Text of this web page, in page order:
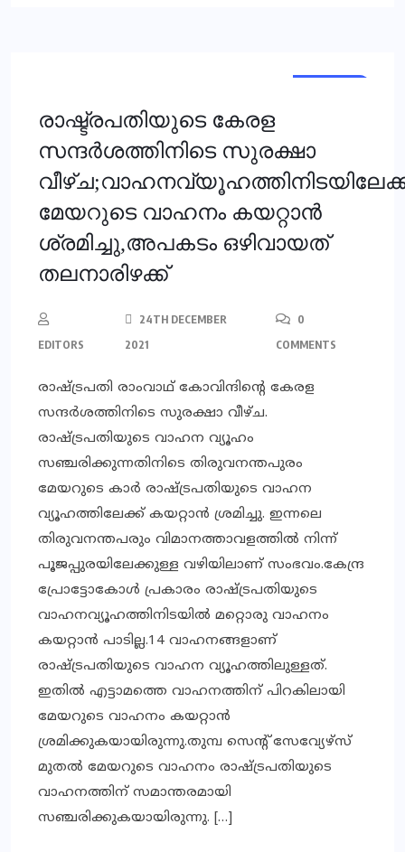
രാഷ്ട്രപതിയുടെ കേരള
സന്ദര്‍ശത്തിനിടെ സുരക്ഷാ
മേയറുടെ വാഹനം കയറ്റാന്‍
ശ്രമിച്ചു,അപകടം ഒഴിവായത്
തലനാരിഴക്ക്
EDITORS
24TH DECEMBER
2021
0
COMMENTS
രാഷ്ട്രപതി രാംവാഥ് കോവിന്ദിന്റെ കേരള
സന്ദര്‍ശത്തിനിടെ സുരക്ഷാ വീഴ്ച.
രാഷ്ട്രപതിയുടെ വാഹന വ്യൂഹം
സഞ്ചരിക്കുന്നതിനിടെ തിരുവനന്തപുരം
മേയറുടെ കാർ രാഷ്ട്രപതിയുടെ വാഹന
വ്യൂഹത്തിലേക്ക് കയറ്റാൻ ശ്രമിച്ചു. ഇന്നലെ
തിരുവനന്തപരും വിമാനത്താവളത്തില്‍ നിന്ന്
പൂജപ്പുരയിലേക്കുള്ള വഴിയിലാണ് സംഭവം.കേന്ദ്ര
പ്രോട്ടോകോള്‍ പ്രകാരം രാഷ്ട്രപതിയുടെ
വാഹനവ്യൂഹത്തിനിടയില്‍ മറ്റൊരു വാഹനം
കയറ്റാന്‍ പാടില്ല.14 വാഹനങ്ങളാണ്
രാഷ്ട്രപതിയുടെ വാഹന വ്യൂഹത്തിലുള്ളത്.
ഇതില്‍ എട്ടാമത്തെ വാഹനത്തിന് പിറകിലായി
മേയറുടെ വാഹനം കയറ്റാന്‍
ശ്രമിക്കുകയായിരുന്നു.തുമ്പ സെന്റ് സേവ്യേഴ്‌സ്
മുതല്‍ മേയറുടെ വാഹനം രാഷ്ട്രപതിയുടെ
വാഹനത്തിന് സമാന്തരമായി
സഞ്ചരിക്കുകയായിരുന്നു. […]